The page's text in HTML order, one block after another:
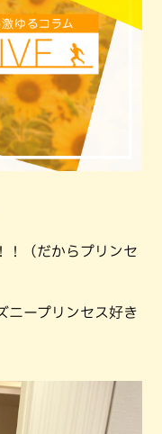
！（だからプリンセ
ニープリンセス好き